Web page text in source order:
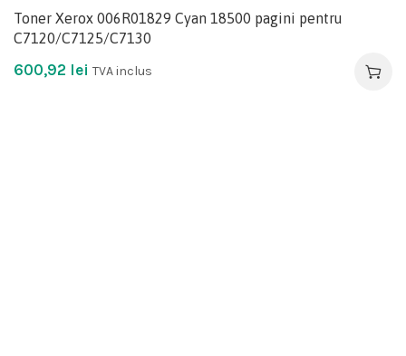
Toner Xerox 006R01829 Cyan 18500 pagini pentru
C7120/C7125/C7130
600,92 lei TVA inclus